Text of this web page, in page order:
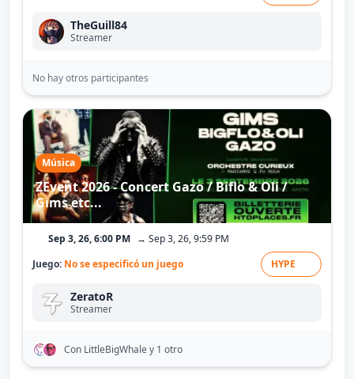
TheGuill84
Streamer
No hay otros participantes
Música
ZEvent 2026 - Concert Gazo / Biflo & Oli /
Gims etc...
Sep 3, 26, 6:00 PM → Sep 3, 26, 9:59 PM
Juego: No se especificó un juego HYPE
ZeratoR
Streamer
Con LittleBigWhaley 1 otro